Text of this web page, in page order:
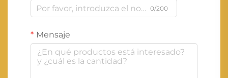
0/200
Mensaje